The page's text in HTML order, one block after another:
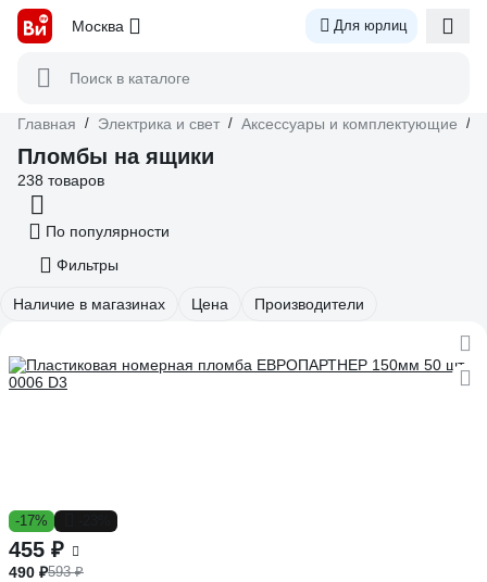
Москва Для юрлиц
Поиск в каталоге
Главная / Электрика и свет / Аксессуары и комплектующие /
Пломбы на ящики
238 товаров
По популярности
Фильтры
Наличие в магазинах Цена Производители
-17%
455 ₽
490 ₽593 ₽